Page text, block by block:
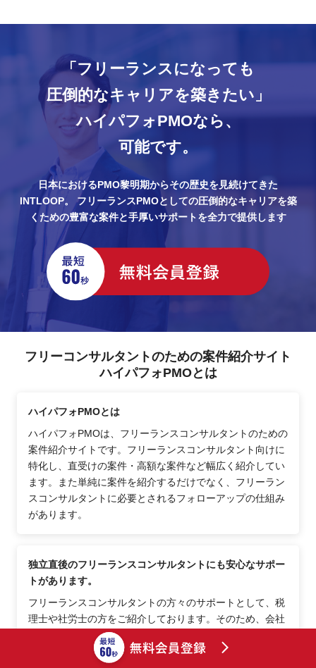
「フリーランスになっても
圧倒的なキャリアを築きたい」
ハイパフォPMOなら、
可能です。
日本におけるPMO黎明期からその歴史を見続けてきた
INTLOOP。
フリーランスPMOとしての圧倒的なキャリアを築
くための豊富な案件と手厚いサポートを全力で提供します
フリーコンサルタントのための案件紹介サイト
ハイパフォPMOとは
ハイパフォPMOとは
ハイパフォPMOは、フリーランスコンサルタントのための
案件紹介サイトです。フリーランスコンサルタント向けに
特化し、直受けの案件・高額な案件など幅広く紹介してい
ます。また単純に案件を紹介するだけでなく、フリーラン
スコンサルタントに必要とされるフォローアップの仕組み
があります。
独立直後のフリーランスコンサルタントにも安心なサポー
トがあります。
フリーランスコンサルタントの方々のサポートとして、税
理士や社労士の方をご紹介しております。そのため、会社
員からフリーランスコンサルタントになった直後でも安心
できるポイントが多数あります。その他、士業の方へ相談